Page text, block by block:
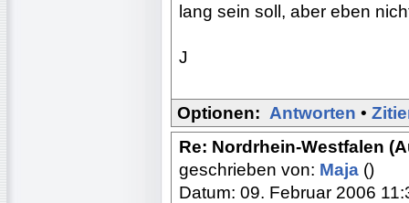
lang sein soll, aber eben
J
Optionen: Antworten •
Re: Nordrhein-Westfalen
geschrieben von: Maja ()
Datum: 09. Februar 2006